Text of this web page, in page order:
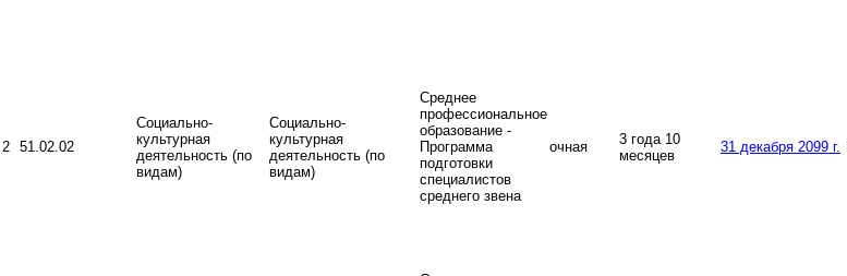
2 51.02.02
Социально-
культурная
деятельность (по
видам)
Социально-
культурная
деятельность (по
видам)
Среднее
профессиональное
образование -
Программа
подготовки
специалистов
среднего звена
очная
3 года 10
месяцев
31 декабря 2099 г.